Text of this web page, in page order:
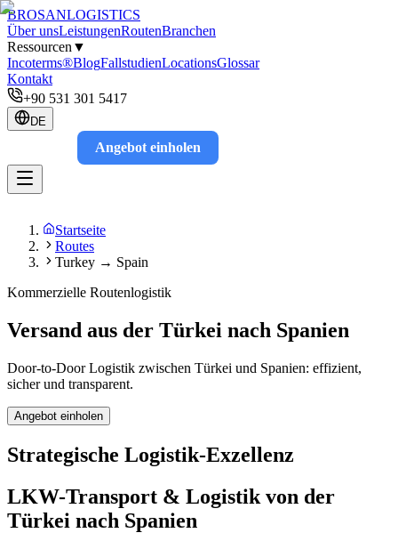
BROSANLOGISTICS
Über unsLeistungenRoutenBranchen
Ressourcen ▼
Incoterms®BlogFallstudienLocationsGlossar
Kontakt
+90 531 301 5417
DE
Angebot einholen
Startseite
Routes
Turkey → Spain
Kommerzielle Routenlogistik
Versand aus der Türkei nach Spanien
Door-to-Door Logistik zwischen Türkei und Spanien: effizient,
sicher und transparent.
Angebot einholen
Strategische Logistik-Exzellenz
LKW-Transport & Logistik von der
Türkei nach Spanien